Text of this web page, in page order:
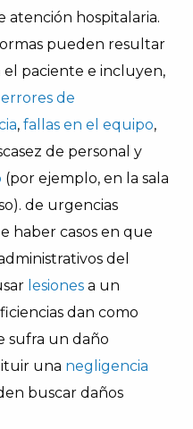
atención hospitalaria.
pueden resultar
paciente e incluyen,
errores de
,fallas en el equipo,
de personal y
(por ejemplo, en la sala
de urgencias
haber casos en que
del
lesiones a un
dan como
sufra un daño
una negligencia
buscar daños